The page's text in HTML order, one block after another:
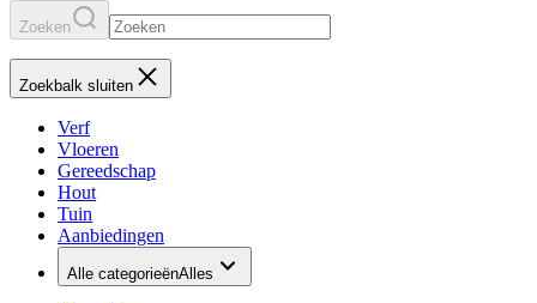
Zoeken
Zoekbalk sluiten
Verf
Vloeren
Gereedschap
Hout
Tuin
Aanbiedingen
Alle categorieënAlles